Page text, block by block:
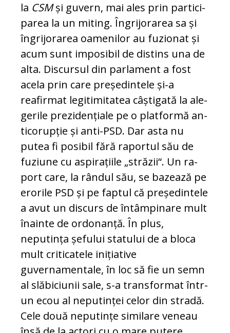
la CSMși gu­vern, mai ales prin par­ti­ci­
parea la un mi­ting. Îngrijorarea sa și
în­grijorarea oa­me­nilor au fuzionat și
acum sunt imposibil de distins una de
alta. Dis­cursul din par­la­ment a fost
acela prin care președintele și-a
reafirmat legitimitatea câș­tigată la ale­
gerile prezidențiale pe o platformă an­
ti­co­rupție și anti-PSD. Dar asta nu
putea fi po­sibil fără raportul său de
fuziune cu as­pi­rațiile „străzii“. Un ra­
port care, la rândul său, se bazează pe
ero­rile PSD și pe faptul că președintele
a avut un discurs de în­tâm­pinare mult
înainte de ordonanță. În plus,
neputința șefului sta­tului de a bloca
mult criticatele inițiative
guvernamentale, în loc să fie un semn
al slăbiciunii sale, s-a transformat într-
un ecou al neputinței ce­lor din stradă.
Cele două neputințe si­mi­la­re veneau